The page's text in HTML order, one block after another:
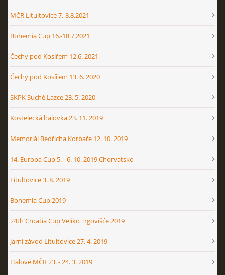
MČR Litultovice 7.-8.8.2021
Bohemia Cup 16.-18.7.2021
Čechy pod Kosířem 12.6. 2021
Čechy pod Kosířem 13. 6. 2020
SKPK Suché Lazce 23. 5. 2020
Kostelecká halovka 23. 11. 2019
Memoriál Bedřicha Korbaře 12. 10. 2019
14. Europa Cup 5. - 6. 10. 2019 Chorvatsko
Litultovice 3. 8. 2019
Bohemia Cup 2019
24th Croatia Cup Veliko Trgovišće 2019
Jarní závod Litultovice 27. 4. 2019
Halové MČR 23. - 24. 3. 2019